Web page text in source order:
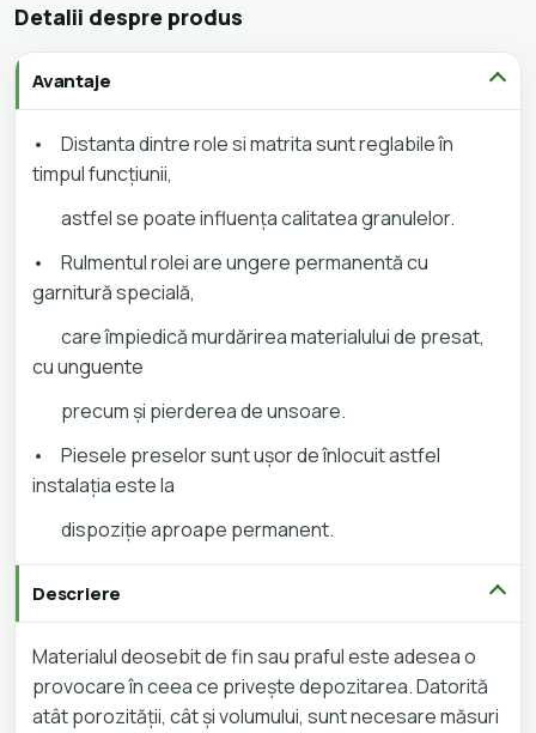
Detalii despre produs
Avantaje
•
Distanta dintre role si matrita sunt reglabile în
timpul funcţiunii,
astfel se poate influenţa calitatea granulelor.
•
Rulmentul rolei are ungere permanentă cu
garnitură specială,
care împiedică murdărirea materialului de presat,
cu unguente
precum şi pierderea de unsoare.
•
Piesele preselor sunt uşor de înlocuit astfel
instalaţia este la
dispoziţie aproape permanent.
Descriere
Materialul deosebit de fin sau praful este adesea o
provocare în ceea ce privește depozitarea. Datorită
atât porozității, cât și volumului, sunt necesare măsuri